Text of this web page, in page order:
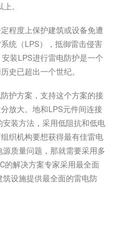
。
程度上保护建筑或设备免遭
统（LPS），抵御雷击侵害
装LPS进行雷电防护是一个
史已超出一个世纪。
护方案，支持这个方案的接
放大。地和LPS元件间连接
装方法，采用低阻抗和低电
织机构要想获得最有佳雷电
质量问题，那就需要采用多
的解决方案专家采用最全面
设施提供最全面的雷电防